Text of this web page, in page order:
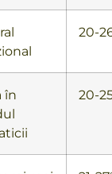
20-
în
20-